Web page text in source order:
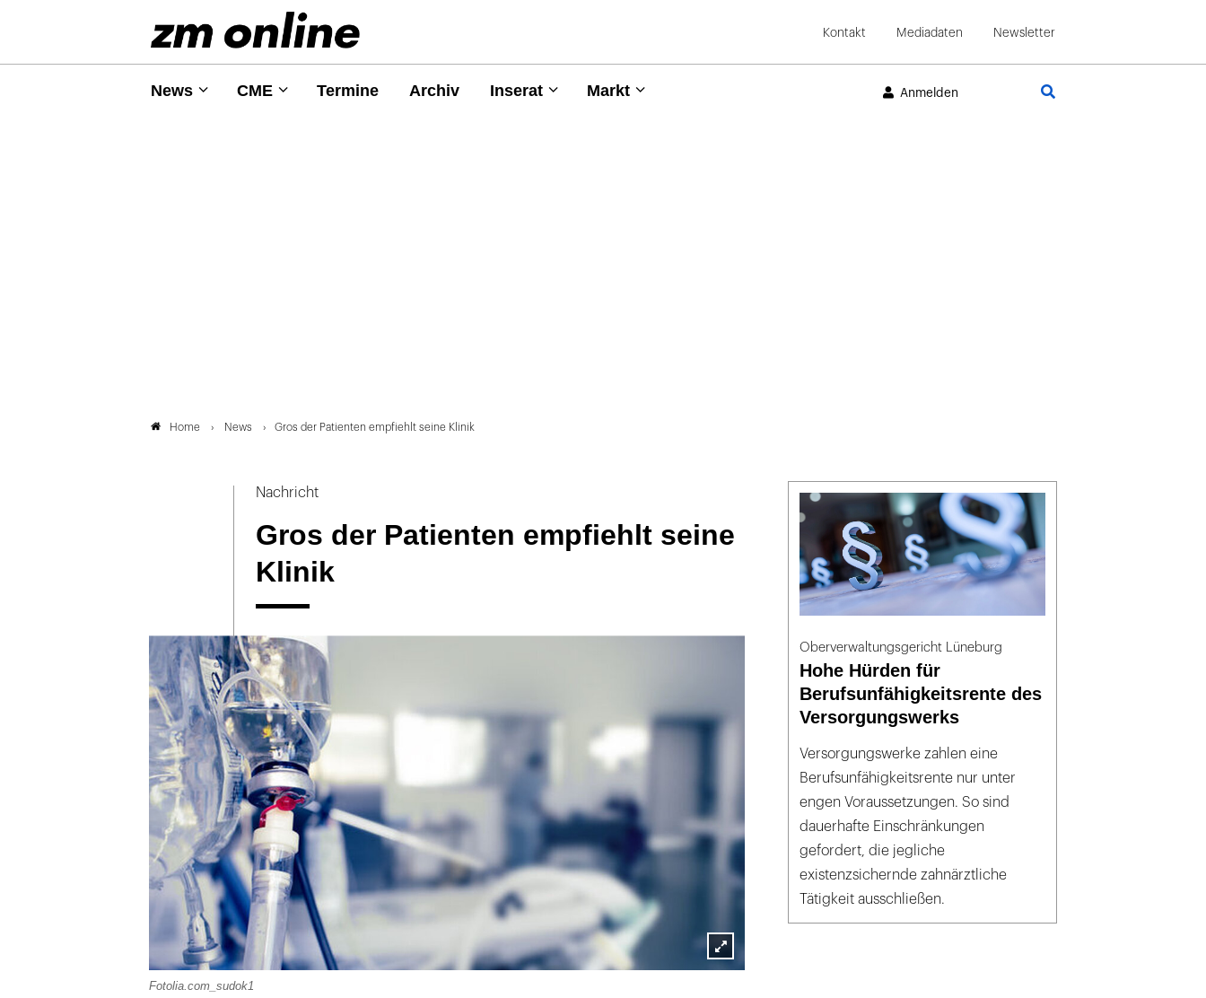
Kontakt Mediadaten Newsletter
News CME Termine Archiv Inserat Markt Anmelden
Home News Gros der Patienten empfiehlt seine Klinik
Nachricht
Gros der Patienten empfiehlt seine
Klinik
Lightbox
Fotolia.com_sudok1
Oberverwaltungsgericht Lüneburg
Hohe Hürden für
Berufsunfähigkeitsrente des
Versorgungswerks
Versorgungswerke zahlen eine
Berufsunfähigkeitsrente nur unter
engen Voraussetzungen. So sind
dauerhafte Einschränkungen
gefordert, die jegliche
existenzsichernde zahnärztliche
Tätigkeit ausschließen.